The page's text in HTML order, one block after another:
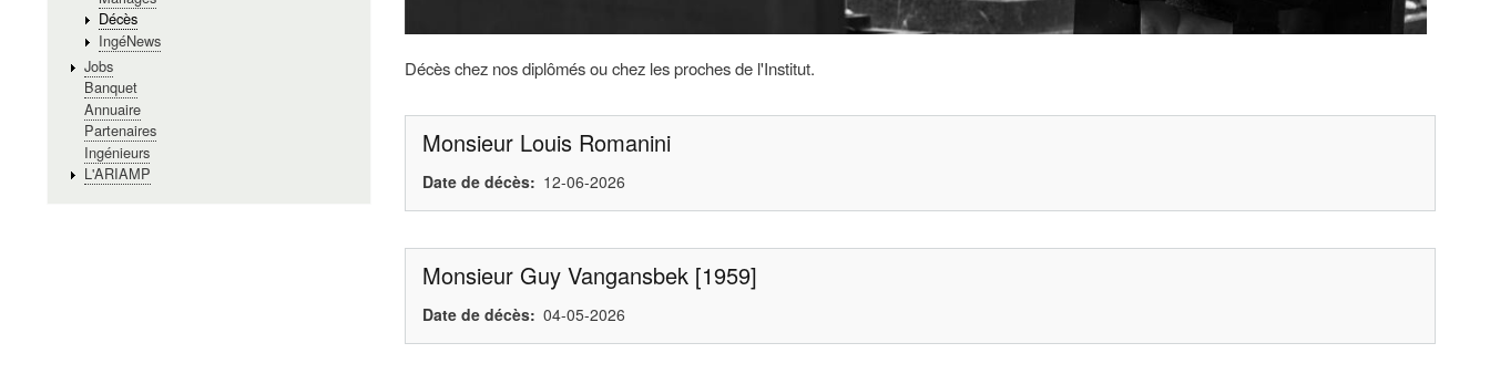
Décès chez nos diplômés ou chez les proches de l'Institut.
Monsieur Louis Romanini
Date de décès 12-06-2026
Monsieur Guy Vangansbek [1959]
Date de décès 04-05-2026
Décès
IngéNews
Jobs
Banquet
Annuaire
Partenaires
Ingénieurs
L'ARIAMP